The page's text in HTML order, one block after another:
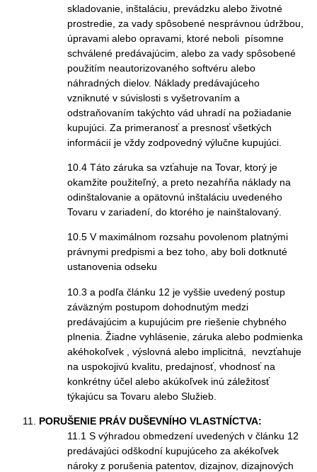
skladovanie, inštaláciu, prevádzku alebo životné
prostredie, za vady spôsobené nesprávnou údržbou,
úpravami alebo opravami, ktoré neboli písomne
schválené predávajúcim, alebo za vady spôsobené
použitím neautorizovaného softvéru alebo
náhradných dielov. Náklady predávajúceho
vzniknuté v súvislosti s vyšetrovaním a
odstraňovaním takýchto vád uhradí na požiadanie
kupujúci. Za primeranosť a presnosť všetkých
informácií je vždy zodpovedný výlučne kupujúci.
10.4 Táto záruka sa vzťahuje na Tovar, ktorý je
okamžite použiteľný, a preto nezahŕňa náklady na
odinštalovanie a opätovnú inštaláciu uvedeného
Tovaru v zariadení, do ktorého je nainštalovaný.
10.5 V maximálnom rozsahu povolenom platnými
právnymi predpismi a bez toho, aby boli dotknuté
ustanovenia odseku
10.3 a podľa článku 12 je vyššie uvedený postup
záväzným postupom dohodnutým medzi
predávajúcim a kupujúcim pre riešenie chybného
plnenia. Žiadne vyhlásenie, záruka alebo podmienka
akéhokoľvek , výslovná alebo implicitná, nevzťahuje
na uspokojivú kvalitu, predajnosť, vhodnosť na
konkrétny účel alebo akúkoľvek inú záležitosť
týkajúcu sa Tovaru alebo Služieb.
PORUŠENIE PRÁV DUŠEVNÍHO VLASTNÍCTVA:
11.1 S výhradou obmedzení uvedených v článku 12
predávajúci odškodní kupujúceho za akékoľvek
nároky z porušenia patentov, dizajnov, dizajnových